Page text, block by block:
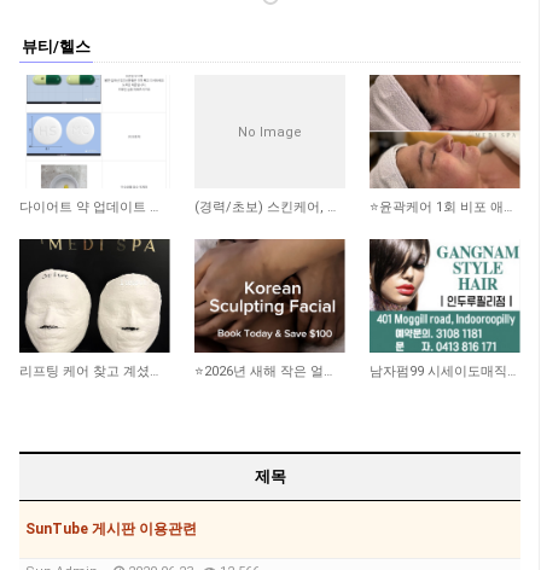
뷰티/헬스
1,563 다이어트 약 업데이트 됐어요
No Image
1,899 (경력/초보) 스킨케어, 리메디얼 테라피스트 -스폰비자가능 2,414 ⭐️윤곽케어 1회 비포 애프터 사진 ⭐️
2,353 리프팅 케어 찾고 계셨나요? 더블로 HIFU 2,147 ⭐️2026년 새해 작은 얼굴 되기 프로젝트!! 100불 할인!! 2,900 남자펌99 시세이도매직199 인두루필리
제목
SunTube 게시판 이용관련